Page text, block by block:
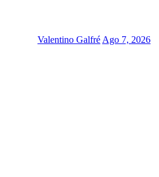
Valentino GalfréAgo 7, 2026